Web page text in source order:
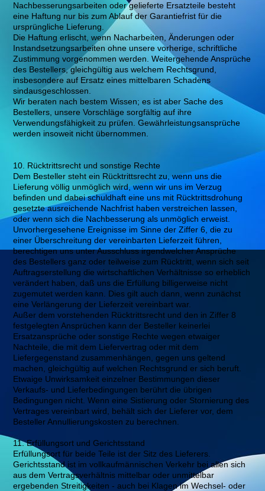
Nachbesserungsarbeiten oder gelieferte Ersatzteile besteht
eine Haftung nur bis zum Ablauf der Garantiefrist für die
ursprüngliche Lieferung.
Die Haftung erlischt, wenn Nacharbeiten, Änderungen oder
Instandsetzungsarbeiten ohne unsere vorherige, schriftliche
Zustimmung vorgenommen werden. Weitergehende Ansprüche
des Bestellers, gleichgültig aus welchem Rechtsgrund,
insbesondere auf Ersatz eines mittelbaren Schadens
sindausgeschlossen.
Wir beraten nach bestem Wissen; es ist aber Sache des
Bestellers, unsere Vorschläge sorgfältig auf ihre
Verwendungsfähigkeit zu prüfen. Gewährleistungsansprüche
werden insoweit nicht übernommen.
10. Rücktrittsrecht und sonstige Rechte
Dem Besteller steht ein Rücktrittsrecht zu, wenn uns die
Lieferung völlig unmöglich wird, wenn wir uns im Verzug
befinden und dabei schuldhaft eine uns mit Rücktrittsdrohung
gesetzte ausreichende Nachfrist haben verstreichen lassen,
oder wenn sich die Nachbesserung als unmöglich erweist.
Unvorhergesehene Ereignisse im Sinne der Ziffer 6, die zu
einer Überschreitung der vereinbarten Lieferzeit führen,
berechtigen uns unter Ausschluss irgendwelcher Ansprüche
des Bestellers ganz oder teilweise zum Rücktritt, wenn sich seit
Auftragserstellung die wirtschaftlichen Verhältnisse so erheblich
verändert haben, daß uns die Erfüllung billigerweise nicht
zugemutet werden kann. Dies gilt auch dann, wenn zunächst
eine Verlängerung der Lieferzeit vereinbart war.
Außer dem vorstehenden Rücktrittsrecht und den in Ziffer 8
festgelegten Ansprüchen kann der Besteller keinerlei
Ersatzansprüche oder sonstige Rechte wegen etwaiger
Nachteile, die mit dem Liefervertrag oder mit dem
Liefergegenstand zusammenhängen, gegen uns geltend
machen, gleichgültig auf welchen Rechtsgrund er sich beruft.
Etwaige Unwirksamkeit einzelner Bestimmungen dieser
Verkaufs- und Lieferbedingungen berührt die übrigen
Bedingungen nicht. Wenn eine Sistierung oder Stornierung des
Vertrages vereinbart wird, behält sich der Lieferer vor, dem
Besteller Annullierungskosten zu berechnen.
11. Erfüllungsort und Gerichtsstand
Erfüllungsort für beide Teile ist der Sitz des Lieferers.
Gerichtsstand ist im vollkaufmännischen Verkehr bei allen sich
aus dem Vertragsverhältnis mittelbar oder unmittelbar
ergebenden Streitigkeiten - auch bei Klagen im Wechsel- oder